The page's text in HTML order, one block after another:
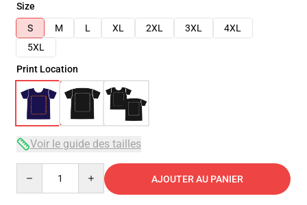
Size
S
M L XL 2XL 3XL
4XL
5XL
Print Location
Voir le guide des tailles
AJOUTER AU PANIER